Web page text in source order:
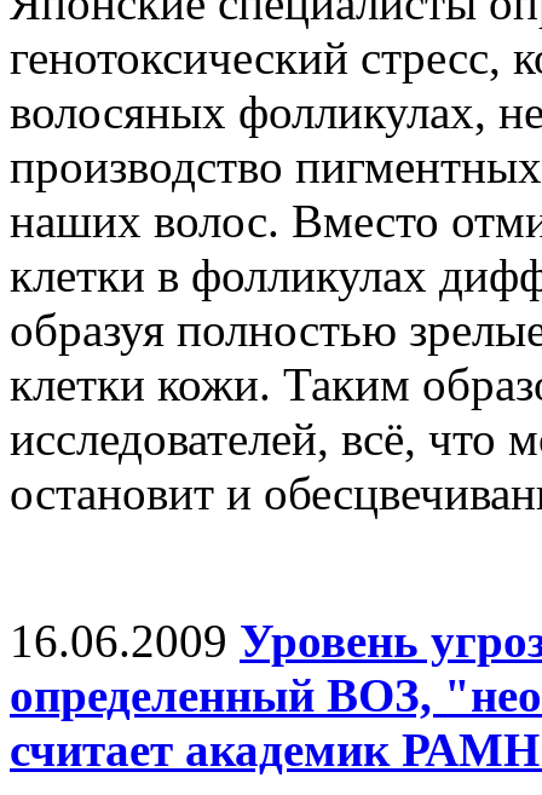
генотоксический
волосяных фолликулах,
производство
наших волос. Вместо
клетки в фолликулах
образуя полностью
клетки кожи. Таким
исследователей, всё, что
остановит и
16.06.2009 Уровень
определенный ВОЗ,
считает академик